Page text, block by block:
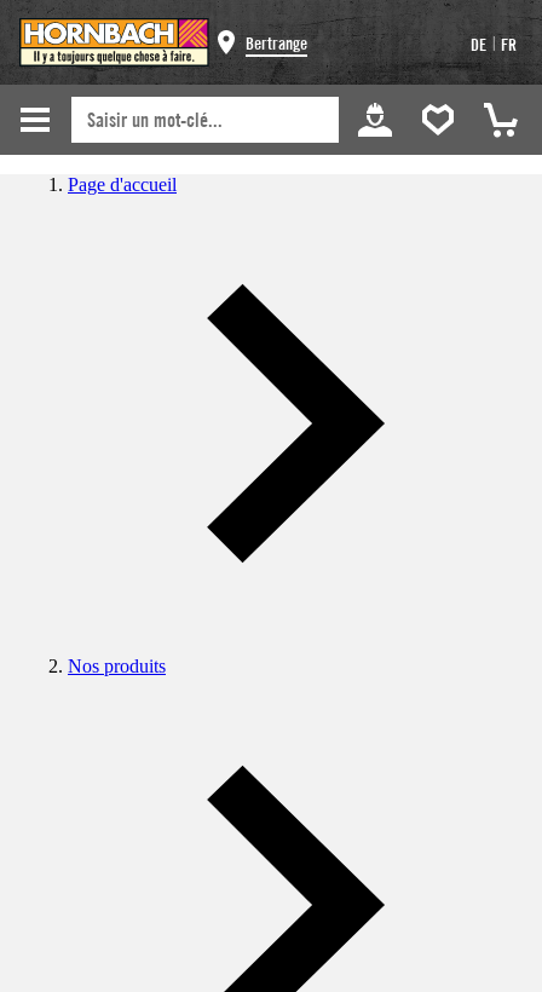
Bertrange DE | FR
Page d'accueil
Nos produits